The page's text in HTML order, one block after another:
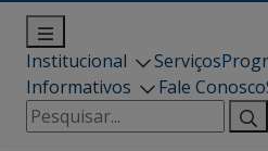
Institucional Serviços
Informativos
Fale Conosco
Pesquisar
por: